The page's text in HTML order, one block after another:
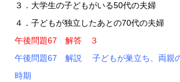
３．大学生の子どもがいる50代の夫婦
４．子どもが独立したあとの70代の夫婦
午後問題67 解答 ３
午後問題67 解説 子どもが巣立ち、両親
時期